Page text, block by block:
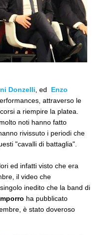
Donzelli , ed Enzo
attraverso le
a riempire la platea.
noti hanno fatto
rivissuto i periodi che
"cavalli di battaglia".
ed infatti visto che era
il video che
inedito che la band di
ha pubblicato
è stato doveroso